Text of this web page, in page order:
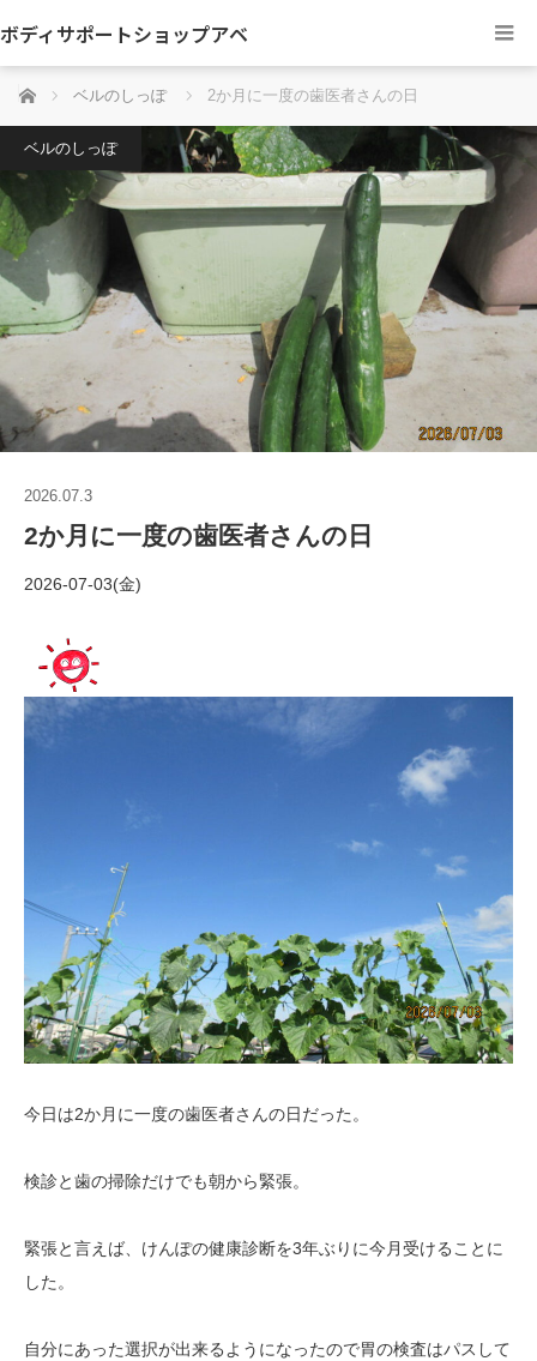
ボディサポートショップアベ
ホーム ベルのしっぽ 2か月に一度の歯医者さんの日
ベルのしっぽ
2026.07.3
2か月に一度の歯医者さんの日
2026-07-03(金)
今日は2か月に一度の歯医者さんの日だった。
検診と歯の掃除だけでも朝から緊張。
緊張と言えば、けんぽの健康診断を3年ぶりに今月受けることに
した。
自分にあった選択が出来るようになったので胃の検査はパスして